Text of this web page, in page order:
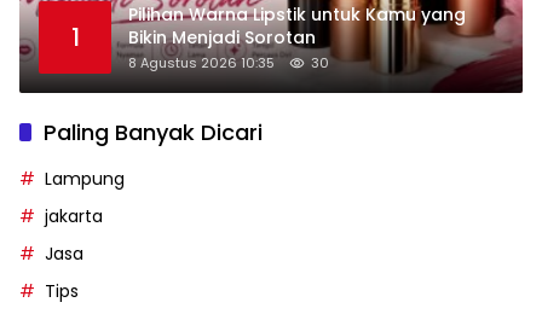
1
Pilihan Warna Lipstik untuk Kamu yang
Bikin Menjadi Sorotan
8 Agustus 2026 10:35 30
Paling Banyak Dicari
Lampung
jakarta
Jasa
Tips